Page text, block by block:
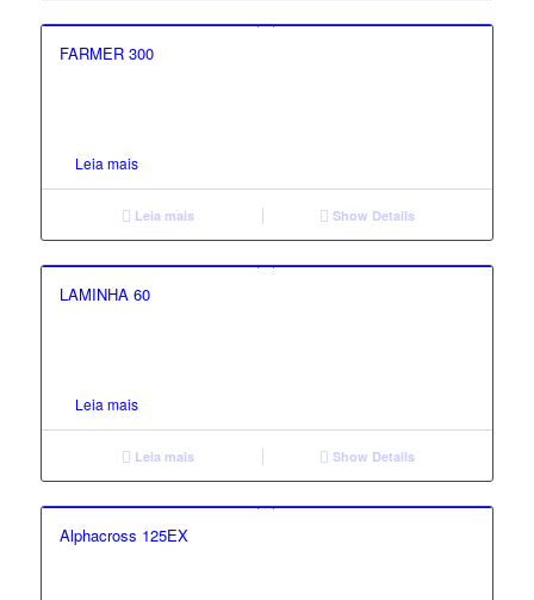
FARMER 300
Leia mais
Leia mais Show Details
1.00
LAMINHA 60
Leia mais
Leia mais Show Details
Alphacross 125EX